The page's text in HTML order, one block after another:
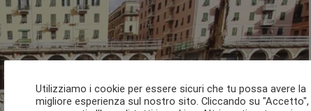
Utilizziamo i cookie per essere sicuri che tu possa avere la
migliore esperienza sul nostro sito. Cliccando su "Accetto",